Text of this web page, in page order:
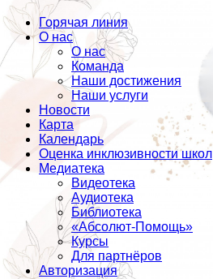
Горячая линия
О нас
О нас
Команда
Наши достижения
Наши услуги
Новости
Карта
Календарь
Оценка инклюзивности школ
Медиатека
Видеотека
Аудиотека
Библиотека
«Абсолют-Помощь»
Курсы
Для партнёров
Авторизация